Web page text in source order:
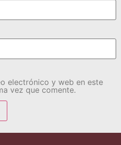
electrónico y web en este
vez que comente.